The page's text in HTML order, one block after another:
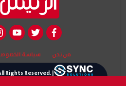
facebook
twitter
من نحن سياسة
Rights Reserved. |